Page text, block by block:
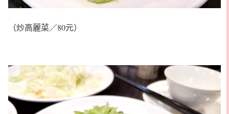
（炒高麗菜／80元）